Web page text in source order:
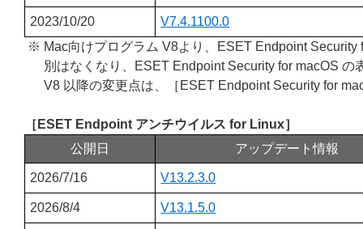
2023/10/20
V7.4.1100.0
※ Mac向けプログラム V8より、ESET Endpoint
別はなくなり、ESET Endpoint Security for macOS
V8 以降の変更点は、［ESET Endpoint Security for
［ESET Endpoint アンチウイルス for Linux］
公開日
アップデート情報
2026/7/16 V13.2.3.0
2026/8/4 V13.1.5.0